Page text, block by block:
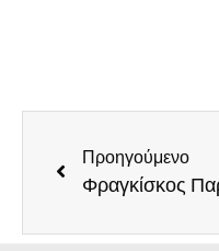
Προηγούμενο